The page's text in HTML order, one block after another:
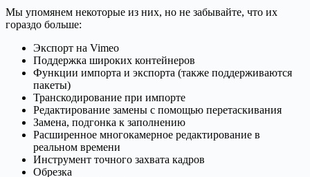
Мы упомянем некоторые из них, но не забывайте, что их
гораздо больше:
Экспорт на Vimeo
Поддержка широких контейнеров
Функции импорта и экспорта (также поддерживаются
пакеты)
Транскодирование при импорте
Редактирование замены с помощью перетаскивания
Замена, подгонка к заполнению
Расширенное многокамерное редактирование в
реальном времени
Инструмент точного захвата кадров
Обрезка